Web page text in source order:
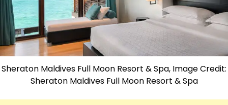
Sheraton Maldives Full Moon Resort & Spa, Image Credit:
Sheraton Maldives Full Moon Resort & Spa